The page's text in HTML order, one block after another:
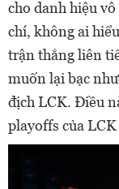
cho danh hiệu
chí, không ai
trận thắng liên
muốn lại bạc
địch LCK. Điều
playoffs của